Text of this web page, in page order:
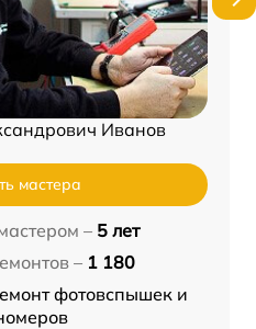
Иванов
мастера
– 5 лет
– 1 180
фотовспышек и